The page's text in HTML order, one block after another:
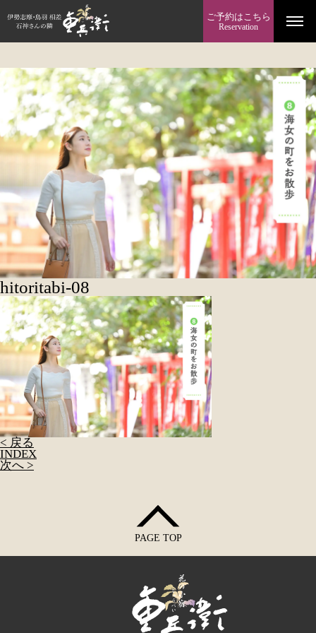
ご予約はこちら
Reservation
hitoritabi-08
< 戻る
INDEX
次へ >
PAGE TOP